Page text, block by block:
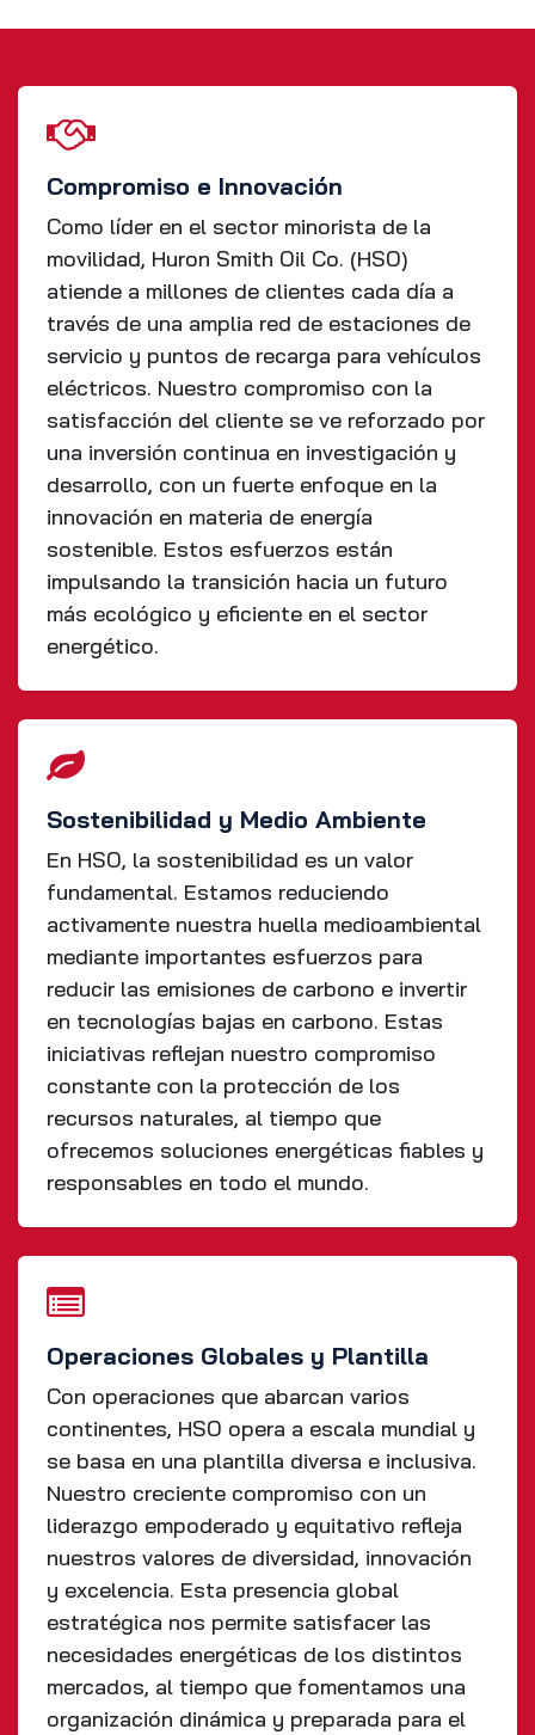
Compromiso e Innovación
Como líder en el sector minorista de la
movilidad, Huron Smith Oil Co. (HSO)
atiende a millones de clientes cada día a
través de una amplia red de estaciones de
servicio y puntos de recarga para vehículos
eléctricos. Nuestro compromiso con la
satisfacción del cliente se ve reforzado por
una inversión continua en investigación y
desarrollo, con un fuerte enfoque en la
innovación en materia de energía
sostenible. Estos esfuerzos están
impulsando la transición hacia un futuro
más ecológico y eficiente en el sector
energético.
Sostenibilidad y Medio Ambiente
En HSO, la sostenibilidad es un valor
fundamental. Estamos reduciendo
activamente nuestra huella medioambiental
mediante importantes esfuerzos para
reducir las emisiones de carbono e invertir
en tecnologías bajas en carbono. Estas
iniciativas reflejan nuestro compromiso
constante con la protección de los
recursos naturales, al tiempo que
ofrecemos soluciones energéticas fiables y
responsables en todo el mundo.
Operaciones Globales y Plantilla
Con operaciones que abarcan varios
continentes, HSO opera a escala mundial y
se basa en una plantilla diversa e inclusiva.
Nuestro creciente compromiso con un
liderazgo empoderado y equitativo refleja
nuestros valores de diversidad, innovación
y excelencia. Esta presencia global
estratégica nos permite satisfacer las
necesidades energéticas de los distintos
mercados, al tiempo que fomentamos una
organización dinámica y preparada para el